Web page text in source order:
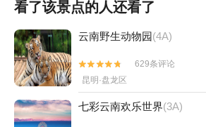
看了该景点的人还看了
云南野生动物园(4A)


629条评论
昆明·盘龙区
七彩云南欢乐世界(3A)